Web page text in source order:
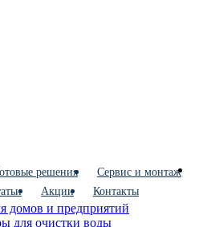
решения
Сервис и монтаж
Акции Контакты
домов и предприятий
для очистки воды